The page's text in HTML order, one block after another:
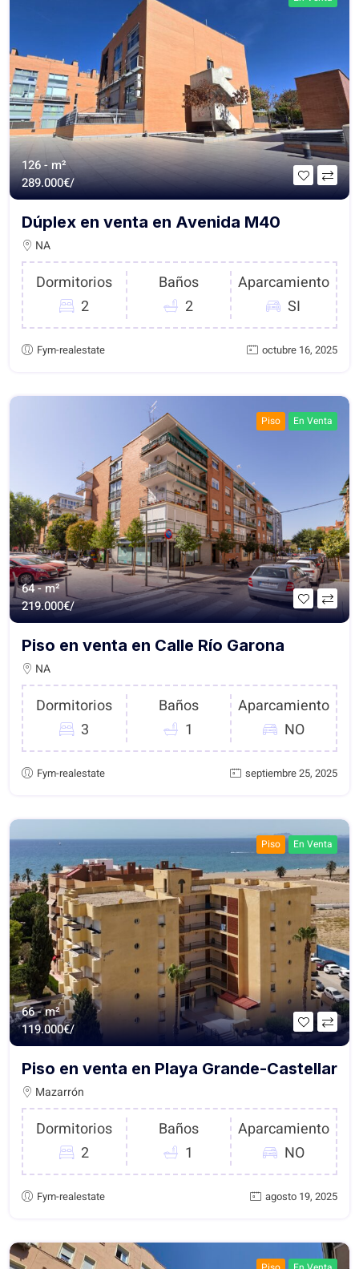
126 - m²
289.000€/
Dúplex en venta en Avenida M40
NA
Dormitorios
2
Baños
2
Aparcamiento
SI
Fym-realestate octubre 16, 2025
Piso En Venta
64 - m²
219.000€/
Piso en venta en Calle Río Garona
NA
Dormitorios
3
Baños
1
Aparcamiento
NO
Fym-realestate septiembre 25, 2025
Piso En Venta
66 - m²
119.000€/
Piso en venta en Playa Grande-Castellar
Mazarrón
Dormitorios
2
Baños
1
Aparcamiento
NO
Fym-realestate agosto 19, 2025